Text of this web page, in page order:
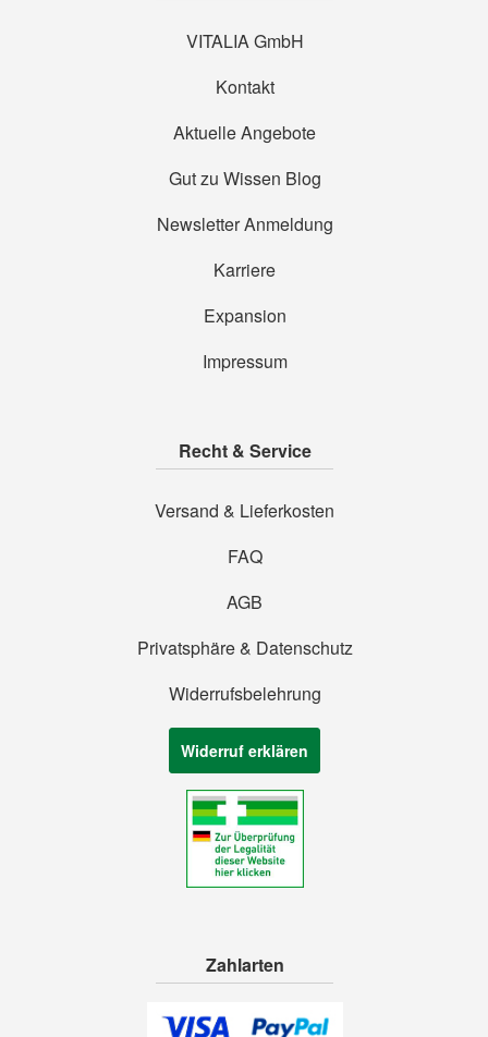
VITALIA GmbH
Kontakt
Aktuelle Angebote
Gut zu Wissen Blog
Newsletter Anmeldung
Karriere
Expansion
Impressum
Recht & Service
Versand & Lieferkosten
FAQ
AGB
Privatsphäre & Datenschutz
Widerrufsbelehrung
Widerruf erklären
Zahlarten